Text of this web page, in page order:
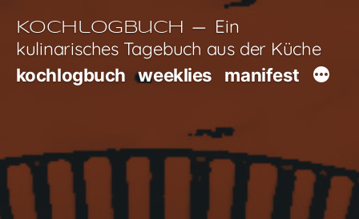
Inhalt
springen
Kochlogbuch
Ein
kulinarisches Tagebuch aus der Küche
kochlogbuch weeklies manifest